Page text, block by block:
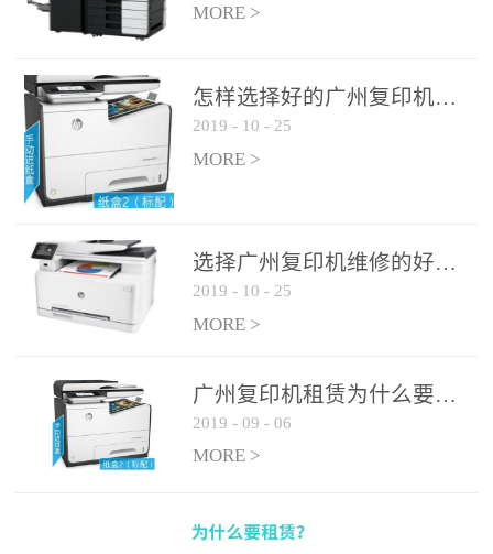
MORE >
怎样选择好的广州复印机维修公司?
2019 - 10 - 25
MORE >
选择广州复印机维修的好处有哪些?
2019 - 10 - 25
MORE >
广州复印机租赁为什么要选大平台
2019 - 09 - 06
MORE >